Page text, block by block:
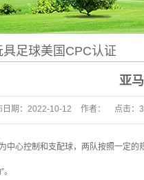
足球美国CPC认证
亚
期： 2022-10-12 作者： 点击：
中心控制和支配球，两队按照一定